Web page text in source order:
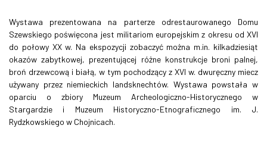
Wystawa prezentowana na parterze odrestaurowanego Domu
Szewskiego poświęcona jest militariom europejskim z okresu od XVI
do połowy XX w. Na ekspozycji zobaczyć można m.in. kilkadziesiąt
okazów zabytkowej, prezentującej różne konstrukcje broni palnej,
broń drzewcową i białą, w tym pochodzący z XVI w. dwuręczny miecz
używany przez niemieckich landsknechtów. Wystawa powstała w
oparciu o zbiory Muzeum Archeologiczno-Historycznego w
Stargardzie i Muzeum Historyczno-Etnograficznego im. J.
Rydzkowskiego w Chojnicach.